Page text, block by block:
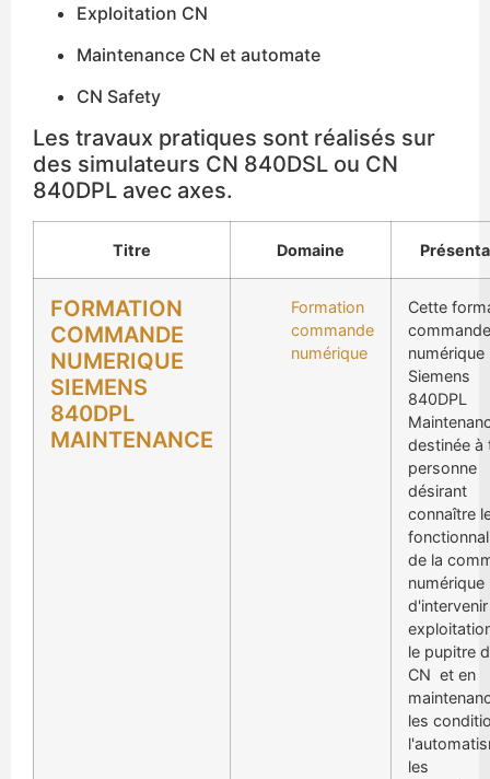
Exploitation CN
Maintenance CN et automate
CN Safety
Les travaux pratiques sont réalisés sur
des simulateurs CN 840DSL ou CN
840DPL avec axes.
Titre Domaine
FORMATION
COMMANDE
NUMERIQUE
SIEMENS
840DPL
MAINTENANCE
Formation
commande
numérique
Cette
commande
numérique
Siemens
840DPL
destinée à
personne
désirant
connaître
de la
le pupitre
CN et en
les
les